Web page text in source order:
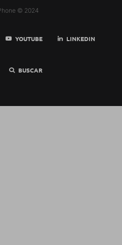
© 2024
YOUTUBE LINKEDIN
BUSCAR